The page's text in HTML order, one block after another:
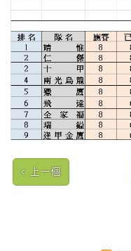
上一個